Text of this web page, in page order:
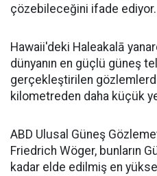
çözebileceğini ifade ediyor.
Hawaii'deki Haleakalā
dünyanın en güçlü güneş
gerçekleştirilen
kilometreden daha küçük
ABD Ulusal Güneş
Friedrich Wöger, bunların
kadar elde edilmiş en